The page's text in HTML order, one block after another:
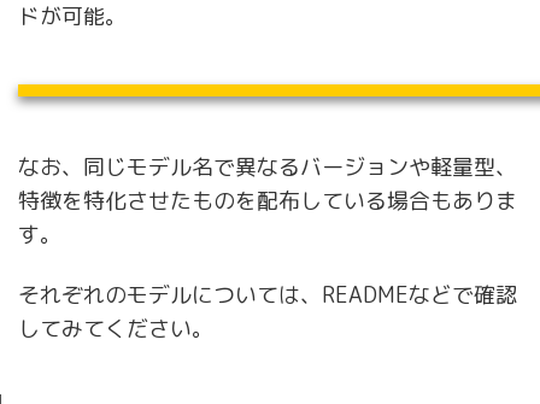
ドが可能。
なお、同じモデル名で異なるバージョンや軽量型、
特徴を特化させたものを配布している場合もありま
す。
それぞれのモデルについては、READMEなどで確認
してみてください。